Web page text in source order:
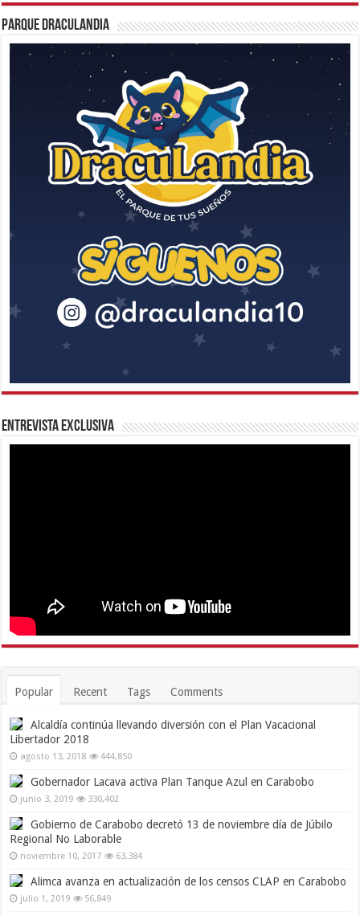
Parque Draculandia
Entrevista Exclusiva
Popular Recent Tags Comments
Alcaldía continúa llevando diversión con el Plan Vacacional
Libertador 2018
agosto 13, 2018 444,850
Gobernador Lacava activa Plan Tanque Azul en Carabobo
junio 3, 2019 330,402
Gobierno de Carabobo decretó 13 de noviembre día de Júbilo
Regional No Laborable
noviembre 10, 2017 63,384
Alimca avanza en actualización de los censos CLAP en Carabobo
julio 1, 2019 56,849